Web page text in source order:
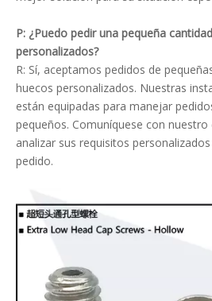
P: ¿Puedo pedir una pequeña
personalizados?
R: Sí, aceptamos pedidos de
huecos personalizados. Nuestras
están equipadas para manejar
pequeños. Comuníquese con
analizar sus requisitos
pedido.